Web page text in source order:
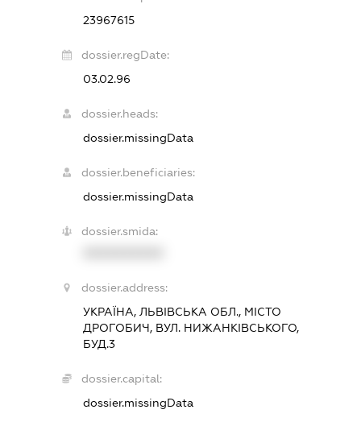
23967615
dossier.regDate:
03.02.96
dossier.heads:
dossier.missingData
dossier.beneficiaries:
dossier.missingData
dossier.smida:
dossier.address:
УКРАЇНА, ЛЬВІВСЬКА ОБЛ., МІСТО
ДРОГОБИЧ, ВУЛ. НИЖАНКІВСЬКОГО,
БУД.3
dossier.capital:
dossier.missingData